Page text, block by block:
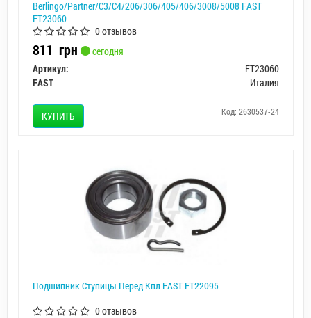
Berlingo/Partner/C3/C4/206/306/405/406/3008/5008 FAST
FT23060
0 отзывов
811 грн
сегодня
Артикул:
FT23060
FAST
Италия
КУПИТЬ Код: 2630537-24
Подшипник Ступицы Перед Кпл FAST FT22095
0 отзывов